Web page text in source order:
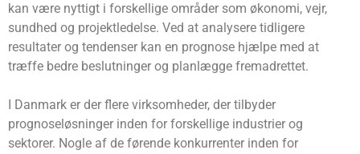
kan være nyttigt i forskellige områder som økonomi, vejr,
sundhed og projektledelse. Ved at analysere tidligere
resultater og tendenser kan en prognose hjælpe med at
træffe bedre beslutninger og planlægge fremadrettet.
I Danmark er der flere virksomheder, der tilbyder
prognoseløsninger inden for forskellige industrier og
sektorer. Nogle af de førende konkurrenter inden for